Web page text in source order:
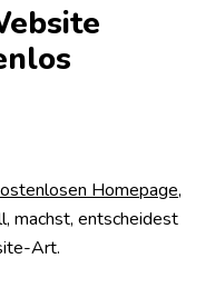
Homepage,
machst, entscheidest
Art.